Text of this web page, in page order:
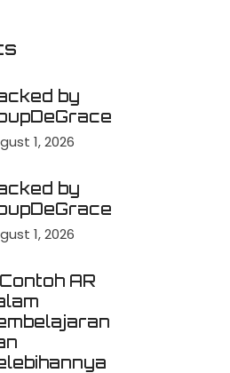
by
1, 2026
by
1, 2026
AR